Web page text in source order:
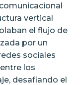
vertical
el flujo de
por un
sociales
los
desafiando el